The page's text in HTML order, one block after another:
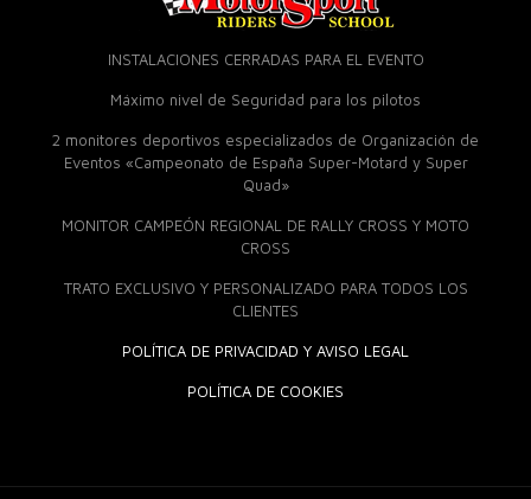
INSTALACIONES CERRADAS PARA EL EVENTO
Máximo nivel de Seguridad para los pilotos
2 monitores deportivos especializados de Organización de
Eventos «Campeonato de España Super-Motard y Super
Quad»
MONITOR CAMPEÓN REGIONAL DE RALLY CROSS Y MOTO
CROSS
TRATO EXCLUSIVO Y PERSONALIZADO PARA TODOS LOS
CLIENTES
POLÍTICA DE PRIVACIDAD Y AVISO LEGAL
POLÍTICA DE COOKIES